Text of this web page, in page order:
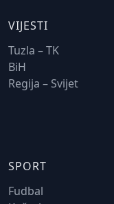
VIJESTI
Tuzla – TK
BiH
Regija – Svijet
SPORT
Fudbal